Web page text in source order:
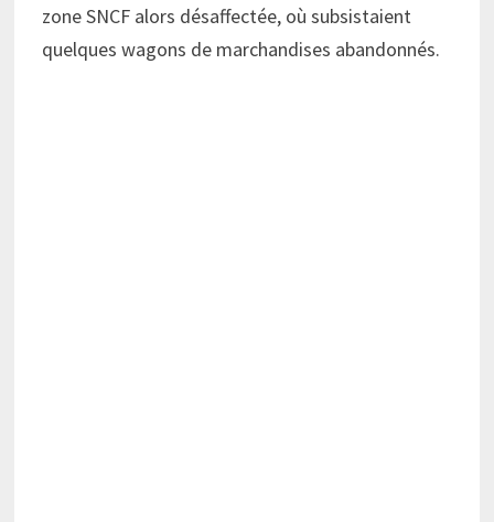
zone SNCF alors désaffectée, où subsistaient
quelques wagons de marchandises abandonnés.